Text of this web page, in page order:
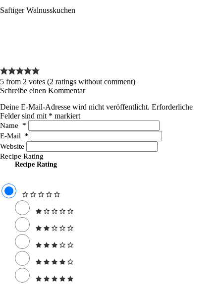
Saftiger Walnusskuchen
5 from 2 votes (2 ratings without comment)
Schreibe einen Kommentar
Deine E-Mail-Adresse wird nicht veröffentlicht. Erforderliche
Felder sind mit * markiert
Name *
E-Mail *
Website
Recipe Rating
Recipe Rating